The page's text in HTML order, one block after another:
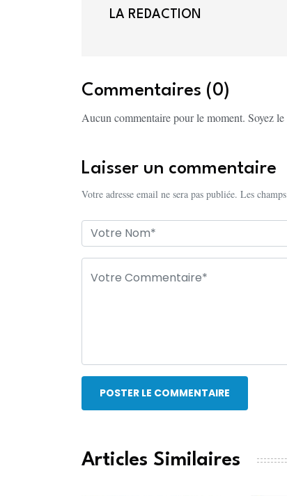
LA REDACTION
Commentaires (0)
Aucun commentaire pour le moment. Soyez
Laisser un commentaire
Votre adresse email ne sera pas publiée. Les
POSTER LE COMMENTAIRE
Articles Similaires